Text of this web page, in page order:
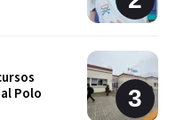
Polo